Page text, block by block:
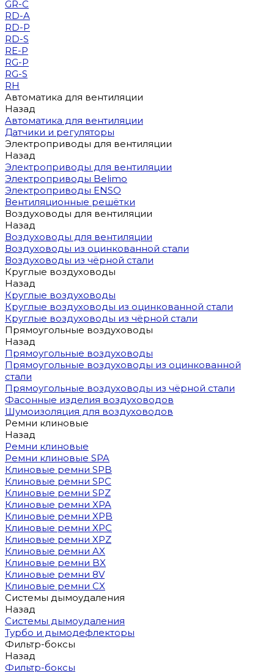
GR-C
RD-A
RD-P
RD-S
RE-P
RG-P
RG-S
RH
Автоматика для вентиляции
Назад
Автоматика для вентиляции
Датчики и регуляторы
Электроприводы для вентиляции
Назад
Электроприводы для вентиляции
Электроприводы Belimo
Электроприводы ENSO
Вентиляционные решётки
Воздуховоды для вентиляции
Назад
Воздуховоды для вентиляции
Воздуховоды из оцинкованной стали
Воздуховоды из чёрной стали
Круглые воздуховоды
Назад
Круглые воздуховоды
Круглые воздуховоды из оцинкованной стали
Круглые воздуховоды из чёрной стали
Прямоугольные воздуховоды
Назад
Прямоугольные воздуховоды
Прямоугольные воздуховоды из оцинкованной
стали
Прямоугольные воздуховоды из чёрной стали
Фасонные изделия воздуховодов
Шумоизоляция для воздуховодов
Ремни клиновые
Назад
Ремни клиновые
Ремни клиновые SPA
Клиновые ремни SPB
Клиновые ремни SPC
Клиновые ремни SPZ
Клиновые ремни XPA
Клиновые ремни XPB
Клиновые ремни XPC
Клиновые ремни XPZ
Клиновые ремни AX
Клиновые ремни BX
Клиновые ремни 8V
Клиновые ремни CX
Системы дымоудаления
Назад
Системы дымоудаления
Турбо и дымодефлекторы
Фильтр-боксы
Назад
Фильтр-боксы